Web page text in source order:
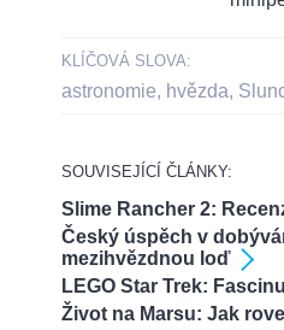
KLÍČOVÁ SLOVA:
astronomie, hvězda,
SOUVISEJÍCÍ ČLÁNKY:
Slime Rancher 2:
Český úspěch v
mezihvězdnou loď
LEGO Star Trek:
Život na Marsu: Jak